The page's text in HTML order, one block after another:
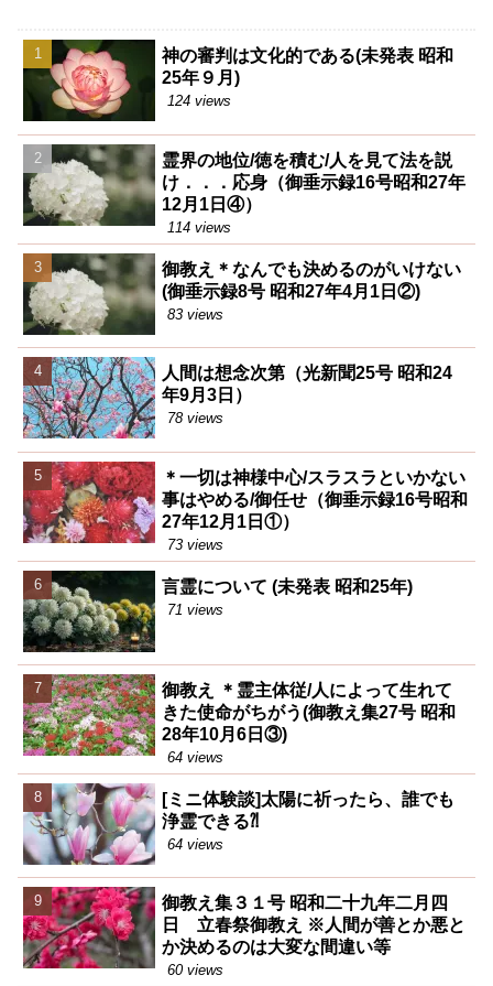
神の審判は文化的である(未発表 昭和
25年９月)
124 views
霊界の地位/徳を積む/人を見て法を説
け．．．応身（御垂示録16号昭和27年
12月1日④）
114 views
御教え＊なんでも決めるのがいけない
(御垂示録8号 昭和27年4月1日②)
83 views
人間は想念次第（光新聞25号 昭和24
年9月3日）
78 views
＊一切は神様中心/スラスラといかない
事はやめる/御任せ（御垂示録16号昭和
27年12月1日①）
73 views
言霊について (未発表 昭和25年)
71 views
御教え ＊霊主体従/人によって生れて
きた使命がちがう(御教え集27号 昭和
28年10月6日③)
64 views
[ミニ体験談]太陽に祈ったら、誰でも
浄霊できる⁈
64 views
御教え集３１号 昭和二十九年二月四
日 立春祭御教え ※人間が善とか悪と
か決めるのは大変な間違い等
60 views